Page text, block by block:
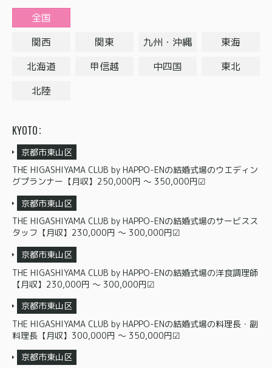
全国
関西
関東 九州・沖縄
東海
北海道
甲信越 中四国
東北
北陸
KYOTO
京都市東山区
THE HIGASHIYAMA CLUB by HAPPO-ENの結婚式場のウエディン
グプランナー【月収】250,000円 〜 350,000円☑
京都市東山区
THE HIGASHIYAMA CLUB by HAPPO-ENの結婚式場のサービスス
タッフ【月収】230,000円 〜 300,000円☑
京都市東山区
THE HIGASHIYAMA CLUB by HAPPO-ENの結婚式場の洋食調理師
【月収】230,000円 〜 300,000円☑
京都市東山区
THE HIGASHIYAMA CLUB by HAPPO-ENの結婚式場の料理長・副
料理長【月収】300,000円 〜 350,000円☑
京都市東山区